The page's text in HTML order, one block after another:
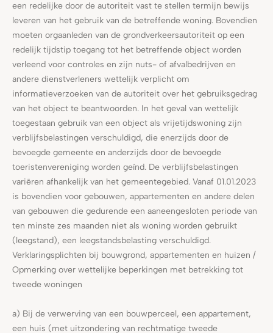
een redelijke door de autoriteit vast te stellen termijn bewijs
leveren van het gebruik van de betreffende woning. Bovendien
moeten orgaanleden van de grondverkeersautoriteit op een
redelijk tijdstip toegang tot het betreffende object worden
verleend voor controles en zijn nuts- of afvalbedrijven en
andere dienstverleners wettelijk verplicht om
informatieverzoeken van de autoriteit over het gebruiksgedrag
van het object te beantwoorden. In het geval van wettelijk
toegestaan gebruik van een object als vrijetijdswoning zijn
verblijfsbelastingen verschuldigd, die enerzijds door de
bevoegde gemeente en anderzijds door de bevoegde
toeristenvereniging worden geïnd. De verblijfsbelastingen
variëren afhankelijk van het gemeentegebied. Vanaf 01.01.2023
is bovendien voor gebouwen, appartementen en andere delen
van gebouwen die gedurende een aaneengesloten periode van
ten minste zes maanden niet als woning worden gebruikt
(leegstand), een leegstandsbelasting verschuldigd.
Verklaringsplichten bij bouwgrond, appartementen en huizen /
Opmerking over wettelijke beperkingen met betrekking tot
tweede woningen
a) Bij de verwerving van een bouwperceel, een appartement,
een huis (met uitzondering van rechtmatige tweede